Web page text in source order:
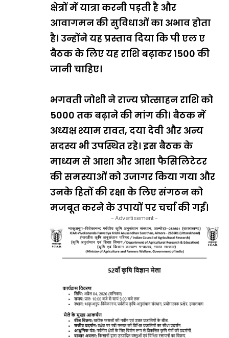
क्षेत्रों में यात्रा करनी पड़ती है और
आवागमन की सुविधाओं का अभाव होता
है। उन्होंने यह प्रस्ताव दिया कि पी एल ए
बैठक के लिए यह राशि बढ़ाकर ₹1500 की
जानी चाहिए।
भगवती जोशी ने राज्य प्रोत्साहन राशि को
₹5000 तक बढ़ाने की मांग की। बैठक में
अध्यक्ष श्याम रावत, दया देवी और अन्य
सदस्य भी उपस्थित रहे। इस बैठक के
माध्यम से आशा और आशा फैसिलिटेटर
की समस्याओं को उजागर किया गया और
उनके हितों की रक्षा के लिए संगठन को
मजबूत करने के उपायों पर चर्चा की गई।
- Advertisement -